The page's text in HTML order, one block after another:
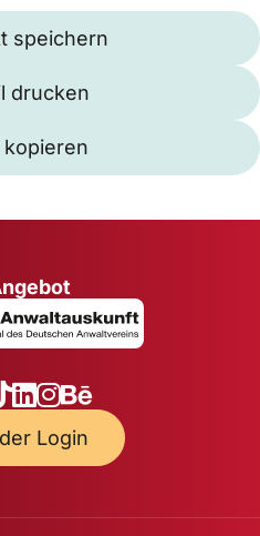
speichern
drucken
kopieren
Login